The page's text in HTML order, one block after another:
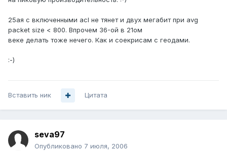
25ая с включенными acl не тянет и двух мегабит при avg
packet size < 800. Впрочем 36-ой в 21ом
веке делать тоже нечего. Как и соекрисам с геодами.
:-)
Вставить ник Цитата
seva97
Опубликовано 7 июля, 2006